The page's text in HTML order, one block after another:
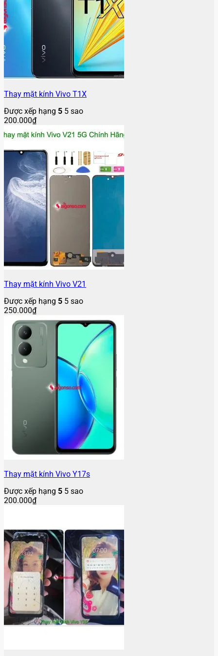
Thay mặt kính Vivo T1X
Được xếp hạng 5 5 sao
200.000₫
Thay mặt kính Vivo V21
Được xếp hạng 5 5 sao
250.000₫
Thay mặt kính Vivo Y17s
Được xếp hạng 5 5 sao
200.000₫